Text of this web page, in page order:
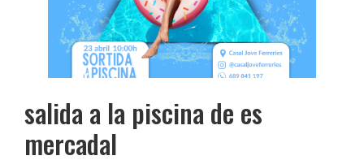
salida a la piscina de es
mercadal